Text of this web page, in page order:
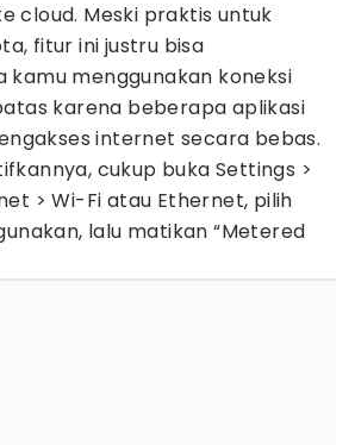
cloud. Meski praktis untuk
fitur ini justru bisa
kamu menggunakan koneksi
karena beberapa aplikasi
internet secara bebas.
cukup buka Settings >
> Wi-Fi atau Ethernet, pilih
lalu matikan “Metered